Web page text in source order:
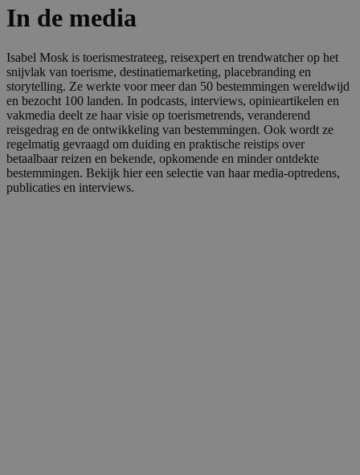
In de media
Isabel Mosk is toerismestrateeg, reisexpert en trendwatcher op het
snijvlak van toerisme, destinatiemarketing, placebranding en
storytelling. Ze werkte voor meer dan 50 bestemmingen wereldwijd
en bezocht 100 landen. In podcasts, interviews, opinieartikelen en
vakmedia deelt ze haar visie op toerismetrends, veranderend
reisgedrag en de ontwikkeling van bestemmingen. Ook wordt ze
regelmatig gevraagd om duiding en praktische reistips over
betaalbaar reizen en bekende, opkomende en minder ontdekte
bestemmingen. Bekijk hier een selectie van haar media-optredens,
publicaties en interviews.